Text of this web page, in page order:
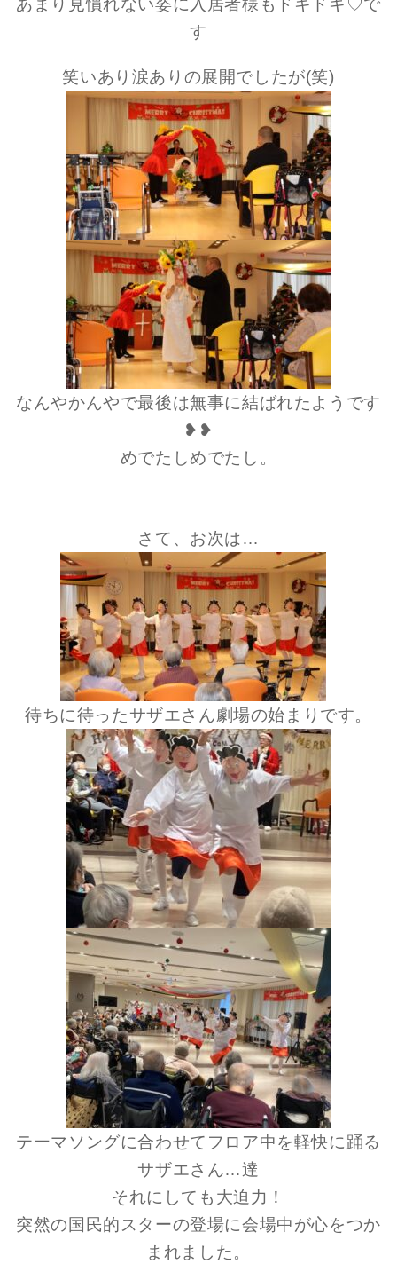
あまり見慣れない姿に入居者様もドキドキ♡で
す
笑いあり涙ありの展開でしたが(笑)
なんやかんやで最後は無事に結ばれたようです
❥❥
めでたしめでたし。
さて、お次は…
待ちに待ったサザエさん劇場の始まりです。
テーマソングに合わせてフロア中を軽快に踊る
サザエさん…達
それにしても大迫力！
突然の国民的スターの登場に会場中が心をつか
まれました。